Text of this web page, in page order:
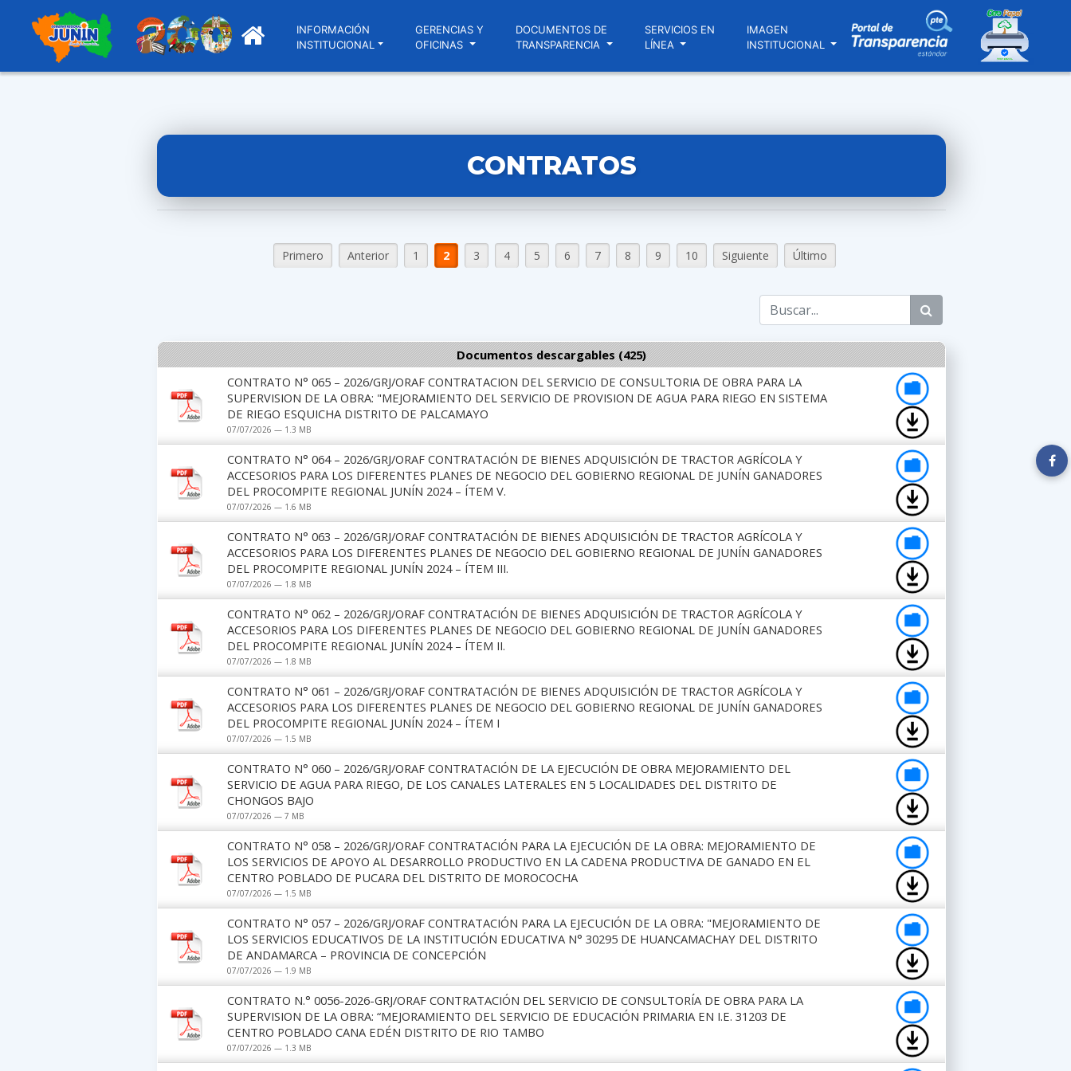
INFORMACIÓN
INSTITUCIONAL
GERENCIAS Y
OFICINAS
DOCUMENTOS DE
TRANSPARENCIA
SERVICIOS EN
LÍNEA
IMAGEN
INSTITUCIONAL
CONTRATOS
Primero Anterior 1 2 3 4 5 6 7 8 9 10 Siguiente Último
Documentos descargables (425)
CONTRATO N° 065 – 2026/GRJ/ORAF CONTRATACION DEL SERVICIO DE CONSULTORIA DE OBRA PARA LA
SUPERVISION DE LA OBRA: "MEJORAMIENTO DEL SERVICIO DE PROVISION DE AGUA PARA RIEGO EN SISTEMA
DE RIEGO ESQUICHA DISTRITO DE PALCAMAYO
07/07/2026 — 1.3 MB
CONTRATO N° 064 – 2026/GRJ/ORAF CONTRATACIÓN DE BIENES ADQUISICIÓN DE TRACTOR AGRÍCOLA Y
ACCESORIOS PARA LOS DIFERENTES PLANES DE NEGOCIO DEL GOBIERNO REGIONAL DE JUNÍN GANADORES
DEL PROCOMPITE REGIONAL JUNÍN 2024 – ÍTEM V.
07/07/2026 — 1.6 MB
CONTRATO N° 063 – 2026/GRJ/ORAF CONTRATACIÓN DE BIENES ADQUISICIÓN DE TRACTOR AGRÍCOLA Y
ACCESORIOS PARA LOS DIFERENTES PLANES DE NEGOCIO DEL GOBIERNO REGIONAL DE JUNÍN GANADORES
DEL PROCOMPITE REGIONAL JUNÍN 2024 – ÍTEM III.
07/07/2026 — 1.8 MB
CONTRATO N° 062 – 2026/GRJ/ORAF CONTRATACIÓN DE BIENES ADQUISICIÓN DE TRACTOR AGRÍCOLA Y
ACCESORIOS PARA LOS DIFERENTES PLANES DE NEGOCIO DEL GOBIERNO REGIONAL DE JUNÍN GANADORES
DEL PROCOMPITE REGIONAL JUNÍN 2024 – ÍTEM II.
07/07/2026 — 1.8 MB
CONTRATO N° 061 – 2026/GRJ/ORAF CONTRATACIÓN DE BIENES ADQUISICIÓN DE TRACTOR AGRÍCOLA Y
ACCESORIOS PARA LOS DIFERENTES PLANES DE NEGOCIO DEL GOBIERNO REGIONAL DE JUNÍN GANADORES
DEL PROCOMPITE REGIONAL JUNÍN 2024 – ÍTEM I
07/07/2026 — 1.5 MB
CONTRATO N° 060 – 2026/GRJ/ORAF CONTRATACIÓN DE LA EJECUCIÓN DE OBRA MEJORAMIENTO DEL
SERVICIO DE AGUA PARA RIEGO, DE LOS CANALES LATERALES EN 5 LOCALIDADES DEL DISTRITO DE
CHONGOS BAJO
07/07/2026 — 7 MB
CONTRATO N° 058 – 2026/GRJ/ORAF CONTRATACIÓN PARA LA EJECUCIÓN DE LA OBRA: MEJORAMIENTO DE
LOS SERVICIOS DE APOYO AL DESARROLLO PRODUCTIVO EN LA CADENA PRODUCTIVA DE GANADO EN EL
CENTRO POBLADO DE PUCARA DEL DISTRITO DE MOROCOCHA
07/07/2026 — 1.5 MB
CONTRATO N° 057 – 2026/GRJ/ORAF CONTRATACIÓN PARA LA EJECUCIÓN DE LA OBRA: "MEJORAMIENTO DE
LOS SERVICIOS EDUCATIVOS DE LA INSTITUCIÓN EDUCATIVA N° 30295 DE HUANCAMACHAY DEL DISTRITO
DE ANDAMARCA – PROVINCIA DE CONCEPCIÓN
07/07/2026 — 1.9 MB
CONTRATO N.° 0056-2026-GRJ/ORAF CONTRATACIÓN DEL SERVICIO DE CONSULTORÍA DE OBRA PARA LA
SUPERVISION DE LA OBRA: “MEJORAMIENTO DEL SERVICIO DE EDUCACIÓN PRIMARIA EN I.E. 31203 DE
CENTRO POBLADO CANA EDÉN DISTRITO DE RIO TAMBO
07/07/2026 — 1.3 MB